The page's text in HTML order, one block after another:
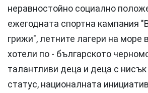
неравностойно социално
ежегодната спортна кампания
грижи", летните лагери на море
хотели по - българското
талантливи деца и деца с
статус, националната